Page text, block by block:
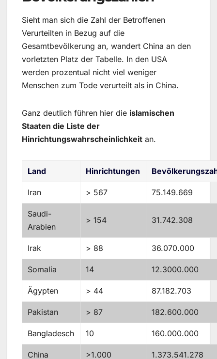
Sieht man sich die Zahl der Betroffenen
Verurteilten in Bezug auf die
Gesamtbevölkerung an, wandert China an den
vorletzten Platz der Tabelle. In den USA
werden prozentual nicht viel weniger
Menschen zum Tode verurteilt als in China.
Ganz deutlich führen hier die islamischen
Staaten die Liste der
Hinrichtungswahrscheinlichkeit an.
Land Hinrichtungen
Iran > 567 75.149.669
Saudi-
Arabien
> 154 31.742.308
Irak > 88 36.070.000
Somalia 14 12.3000.000
Ägypten > 44 87.182.703
Pakistan > 87 182.600.000
Bangladesch 10 160.000.000
China >1.000 1.373.541.278